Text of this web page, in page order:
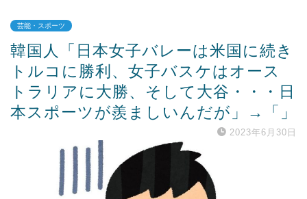
Powered by livedoor 相互RSS
芸能・スポーツ
韓国人「日本女子バレーは米国に続き
トルコに勝利、女子バスケはオース
トラリアに大勝、そして大谷・・・日
本スポーツが羨ましいんだが」→「」
2023年6月30日